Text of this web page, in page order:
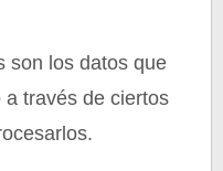
son los datos que
través de ciertos